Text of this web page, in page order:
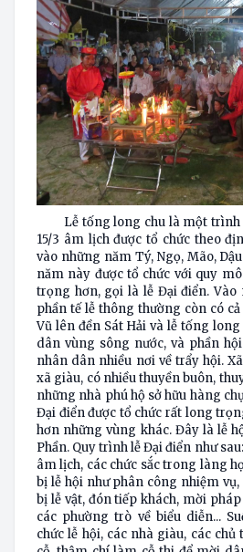
Lễ tống long chu là một
15/3 âm lịch được tổ chức theo
vào những năm Tý, Ngọ, Mão,
năm này được tổ chức với quy
trọng hơn, gọi là lễ Đại điển. Vào
phần tế lễ thông thường còn có
Vũ lên đền Sát Hải và lễ tống long
dân vùng sông nước, và phần
nhân dân nhiều nơi về trẩy hội.
xã giàu, có nhiều thuyền buôn,
những nhà phú hộ sở hữu hàng
Đại điển được tổ chức rất long
hơn những vùng khác. Đây là lễ
Phần. Quy trình lễ Đại điển như
âm lịch, các chức sắc trong làng
bị lễ hội như phân công nhiệm vụ,
bị lễ vật, đón tiếp khách, mời
các phường trò về biểu diễn...
chức lễ hội, các nhà giàu, các